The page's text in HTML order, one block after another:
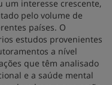
um interesse crescente,
pelo volume de
países. O
estudos provenientes
a nível
que têm analisado
e a saúde mental